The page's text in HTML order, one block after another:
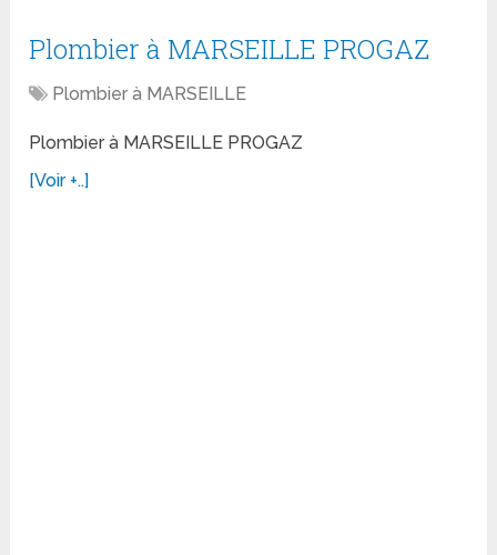
Plombier à MARSEILLE PROGAZ
Plombier à MARSEILLE
Plombier à MARSEILLE PROGAZ
[Voir +..]